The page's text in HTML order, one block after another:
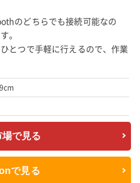
のどちらでも接続可能なの
。
とつで手軽に行えるので、作業
で見る
で見る